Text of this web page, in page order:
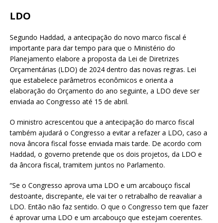
LDO
Segundo Haddad, a antecipação do novo marco fiscal é
importante para dar tempo para que o Ministério do
Planejamento elabore a proposta da Lei de Diretrizes
Orçamentárias (LDO) de 2024 dentro das novas regras. Lei
que estabelece parâmetros econômicos e orienta a
elaboração do Orçamento do ano seguinte, a LDO deve ser
enviada ao Congresso até 15 de abril.
O ministro acrescentou que a antecipação do marco fiscal
também ajudará o Congresso a evitar a refazer a LDO, caso a
nova âncora fiscal fosse enviada mais tarde. De acordo com
Haddad, o governo pretende que os dois projetos, da LDO e
da âncora fiscal, tramitem juntos no Parlamento.
“Se o Congresso aprova uma LDO e um arcabouço fiscal
destoante, discrepante, ele vai ter o retrabalho de reavaliar a
LDO. Então não faz sentido. O que o Congresso tem que fazer
é aprovar uma LDO e um arcabouço que estejam coerentes.